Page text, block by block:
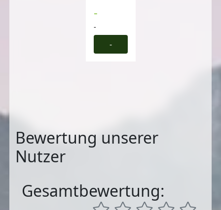
-
-
-
Bewertung unserer
Nutzer
Gesamtbewertung: